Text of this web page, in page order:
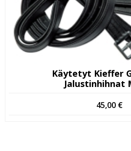
Käytetyt Kieffer
Jalustinhihnat
45,00 €